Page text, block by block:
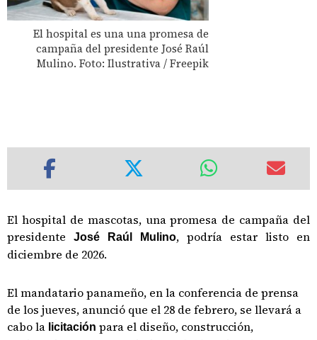
El hospital es una una promesa de
campaña del presidente José Raúl
Mulino. Foto: Ilustrativa / Freepik
El hospital de mascotas, una promesa de campaña del
presidente
José Raúl Mulino, podría estar listo en
diciembre de 2026.
El mandatario panameño, en la conferencia de prensa
de los jueves, anunció que el 28 de febrero, se llevará a
cabo la licitación para el diseño, construcción,